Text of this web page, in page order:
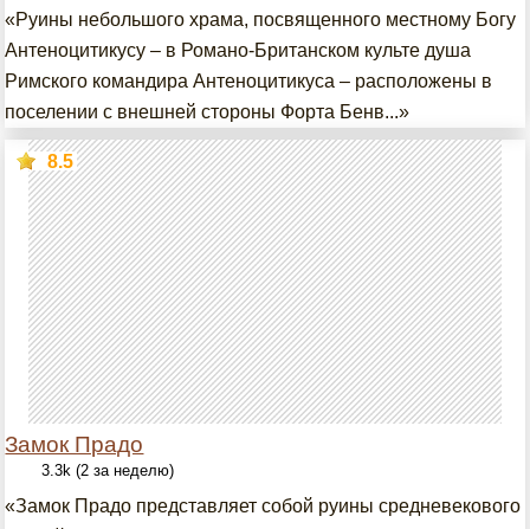
«Руины небольшого храма, посвященного местному Богу
Антеноцитикусу – в Романо-Британском культе душа
Римского командира Антеноцитикуса – расположены в
поселении с внешней стороны Форта Бенв...»
Замок Прадо
8.5
3.3k (2 за неделю)
«Замок Прадо представляет собой руины средневекового